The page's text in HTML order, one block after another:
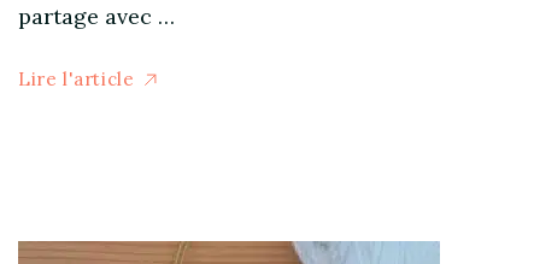
partage avec …
Lire l'article